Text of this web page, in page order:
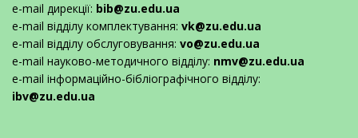
e-mail дирекції: bib@zu.edu.ua
e-mail відділу комплектування: vk@zu.edu.ua
e-mail відділу обслуговування: vo@zu.edu.ua
e-mail науково-методичного відділу: nmv@zu.edu.ua
e-mail інформаційно-бібліографічного відділу:
ibv@zu.edu.ua